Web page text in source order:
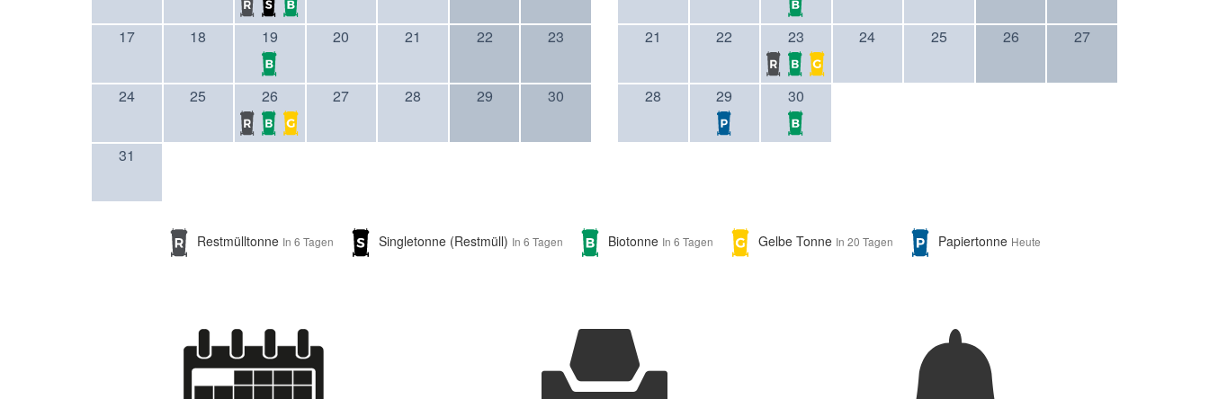
17 18 19 20 21 22 23
24 25 26 27 28 29 30
31
21 22 23 24 25 26 27
28 29 30
Restmülltonne In 6 Tagen Singletonne (Restmüll) In 6 Tagen Biotonne In 6 Tagen Gelbe Tonne In 20 Tagen Papiertonne Heute